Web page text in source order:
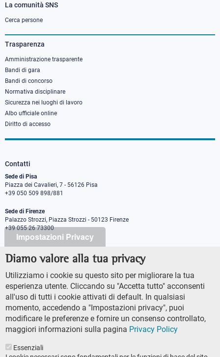
Impostazioni Privacy
Diamo valore alla tua privacy
Utilizziamo i cookie su questo sito per migliorare la tua
esperienza utente. Cliccando su "Accetta tutto" acconsenti
all'uso di tutti i cookie attivati di default. In qualsiasi
momento, accedendo a "Impostazioni privacy", puoi
modificare le preferenze e fornire un consenso controllato,
maggiori informazioni sulla pagina Privacy Policy
Essenziali
Footer
column
3
La comunità SNS
Cerca persone
Trasparenza
Amministrazione trasparente
Bandi di gara
Bandi di concorso
Normativa disciplinare
Sicurezza nei luoghi di lavoro
Albo ufficiale online
Diritto di accesso
Contatti
Sede di Pisa
Piazza dei Cavalieri, 7 - 56126 Pisa
+39 050 509 898/881
Sede di Firenze
Palazzo Strozzi, Piazza Strozzi - 50123 Firenze
+39 055 26 73300
PEC protocollo@pec.sns.it
Codice Fiscale 8000 5050507
Ufficio comunicazione
Addetto stampa
URP - Ufficio relazioni con il pubblico